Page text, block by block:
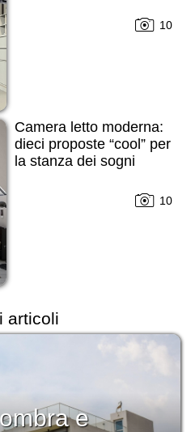
10
Camera letto moderna:
dieci proposte “cool” per
la stanza dei sogni
10
articoli
e